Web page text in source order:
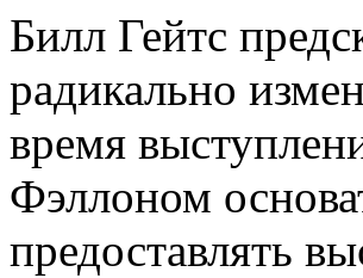
Билл Гейтс
радикально
время
Фэллоном
предоставлять